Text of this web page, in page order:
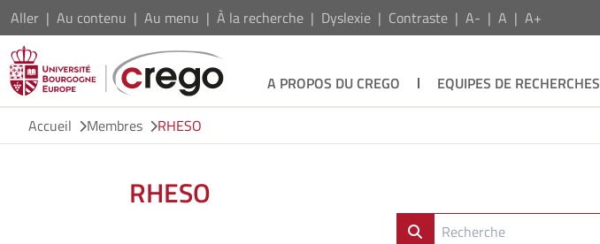
Aller Au contenu Au menu À la recherche Dyslexie Contraste A- A A+
A PROPOS DU CREGO EQUIPES DE RECHERCHES
Accueil
Membres RHESO
RHESO